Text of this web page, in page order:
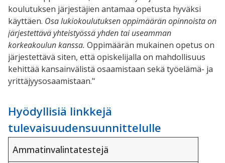
koulutuksen järjestäjien antamaa opetusta hyväksi
käyttäen. Osa lukiokoulutuksen oppimäärän opinnoista on
järjestettävä yhteistyössä yhden tai useamman
korkeakoulun kanssa. Oppimäärän mukainen opetus on
järjestettävä siten, että opiskelijalla on mahdollisuus
kehittää kansainvälistä osaamistaan sekä työelämä- ja
yrittäjyysosaamistaan."
Hyödyllisiä linkkejä
tulevaisuudensuunnittelulle
Ammatinvalintatestejä